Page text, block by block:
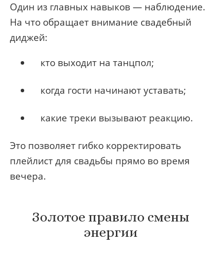
Один из главных навыков — наблюдение.
На что обращает внимание свадебный
диджей:
кто выходит на танцпол;
когда гости начинают уставать;
какие треки вызывают реакцию.
Это позволяет гибко корректировать
плейлист для свадьбы прямо во время
вечера.
Золотое правило смены
энергии